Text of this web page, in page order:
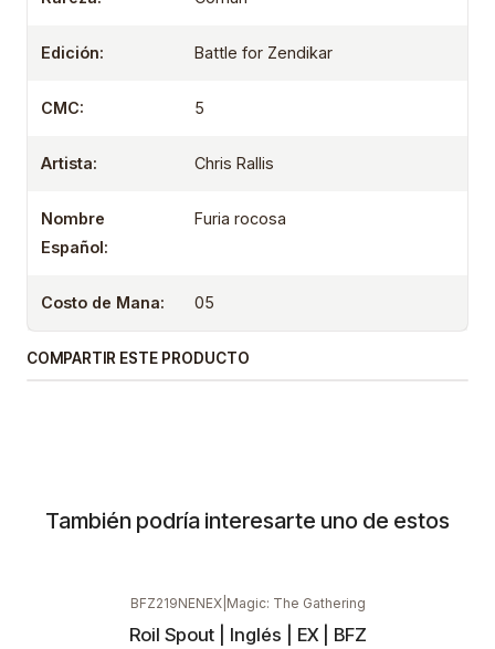
Edición: Battle for Zendikar
CMC: 5
Artista: Chris Rallis
Nombre
Español:
Furia rocosa
Costo de Mana: 05
COMPARTIR ESTE PRODUCTO
También podría interesarte uno de estos
BFZ219NENEX| Magic: The Gathering
Roil Spout | Inglés | EX | BFZ